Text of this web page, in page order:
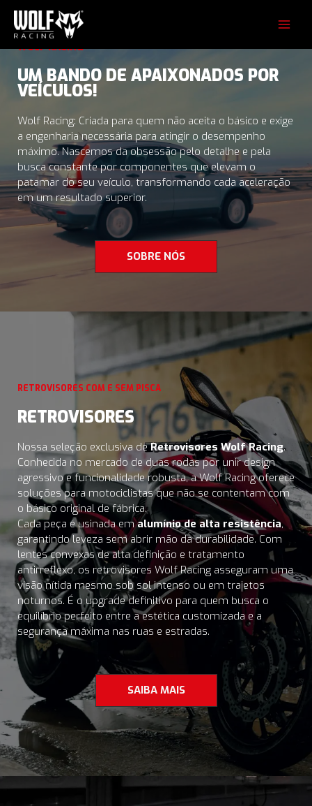
para
conteúdo
WOLF RACING
UM BANDO DE APAIXONADOS POR
VEÍCULOS!
Wolf Racing: Criada para quem não aceita o básico e exige
a engenharia necessária para atingir o desempenho
máximo. Nascemos da obsessão pelo detalhe e pela
busca constante por componentes que elevam o
patamar do seu veículo, transformando cada aceleração
em um resultado superior.
SOBRE NÓS
RETROVISORES COM E SEM PISCA
RETROVISORES
Nossa seleção exclusiva deRetrovisores Wolf Racing.
Conhecida no mercado de duas rodas por unir design
agressivo e funcionalidade robusta, a Wolf Racing oferece
soluções para motociclistas que não se contentam com
o básico original de fábrica.
Cada peça é usinada emalumínio de alta resistência,
garantindo leveza sem abrir mão da durabilidade. Com
lentes convexas de alta definição e tratamento
antirreflexo, os retrovisores Wolf Racing asseguram uma
visão nítida mesmo sob sol intenso ou em trajetos
noturnos. É o upgrade definitivo para quem busca o
equilíbrio perfeito entre a estética customizada e a
segurança máxima nas ruas e estradas.
SAIBA MAIS